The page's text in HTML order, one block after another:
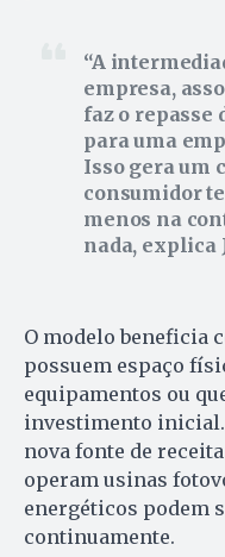
A
empresa,
faz o repasse
para uma
Isso gera um
consumidor
menos na
nada, explica
O modelo beneficia
possuem espaço
equipamentos ou
investimento inicial.
nova fonte de
operam usinas
energéticos podem
continuamente.